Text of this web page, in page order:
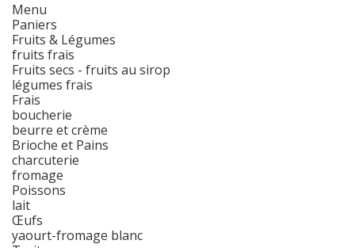
Menu
Paniers
Fruits & Légumes
fruits frais
Fruits secs - fruits au sirop
légumes frais
Frais
boucherie
beurre et crème
Brioche et Pains
charcuterie
fromage
Poissons
lait
Œufs
yaourt-fromage blanc